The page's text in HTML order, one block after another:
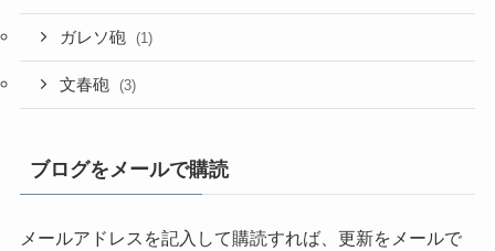
ガレソ砲 (1)
文春砲 (3)
ブログをメールで購読
メールアドレスを記入して購読すれば、更新をメールで